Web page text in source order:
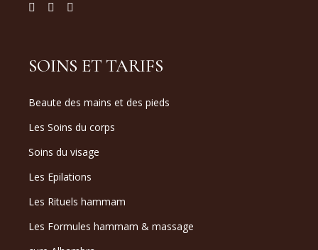
SOINS ET TARIFS
Beaute des mains et des pieds
Les Soins du corps
Soins du visage
Les Epilations
Les Rituels hammam
Les Formules hammam & massage